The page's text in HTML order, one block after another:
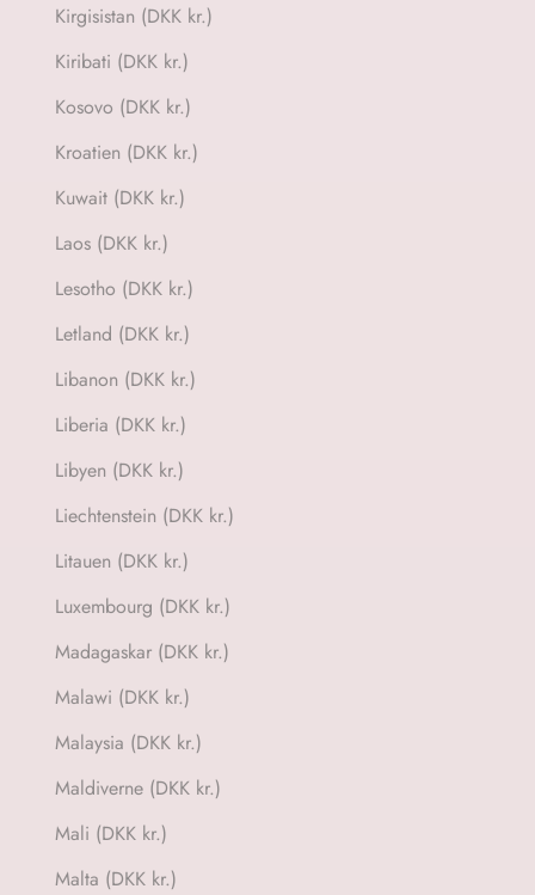
Kirgisistan (DKK kr.)
Kiribati (DKK kr.)
Kosovo (DKK kr.)
Kroatien (DKK kr.)
Kuwait (DKK kr.)
Laos (DKK kr.)
Lesotho (DKK kr.)
Letland (DKK kr.)
Libanon (DKK kr.)
Liberia (DKK kr.)
Libyen (DKK kr.)
Liechtenstein (DKK kr.)
Litauen (DKK kr.)
Luxembourg (DKK kr.)
Madagaskar (DKK kr.)
Malawi (DKK kr.)
Malaysia (DKK kr.)
Maldiverne (DKK kr.)
Mali (DKK kr.)
Malta (DKK kr.)